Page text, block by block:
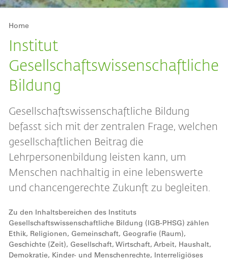
Breadcrumb
Home
Institut
Gesellschaftswissenschaftliche
Bildung
Gesellschaftswissenschaftliche Bildung
befasst sich mit der zentralen Frage, welchen
gesellschaftlichen Beitrag die
Lehrpersonenbildung leisten kann, um
Menschen nachhaltig in eine lebenswerte
und chancengerechte Zukunft zu begleiten.
Zu den Inhaltsbereichen des Instituts
Gesellschaftswissenschaftliche Bildung (IGB-PHSG) zählen
Ethik, Religionen, Gemeinschaft, Geografie (Raum),
Geschichte (Zeit), Gesellschaft, Wirtschaft, Arbeit, Haushalt,
Demokratie, Kinder- und Menschenrechte, Interreligiöses